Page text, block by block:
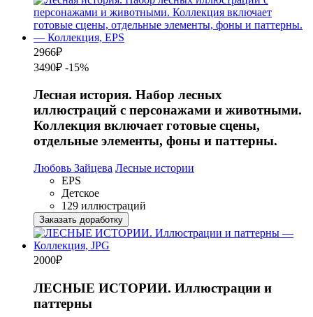
2966₽
3490₽ -15%
Лесная история. Набор лесных
иллюстраций с персонажами и животными.
Коллекция включает готовые сцены,
отдельные элементы, фоны и паттерны.
Любовь Зайцева Лесные истории
EPS
Детское
129 иллюстраций
Заказать доработку
2000₽
ЛЕСНЫЕ ИСТОРИИ. Иллюстрации и
паттерны